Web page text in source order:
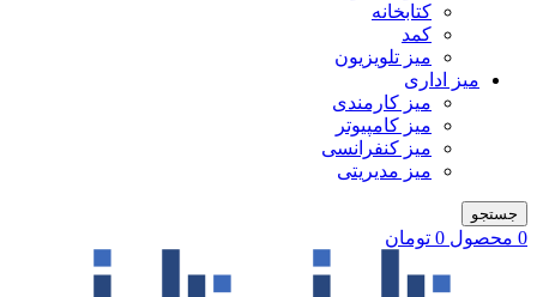
کتابخانه
کمد
میز تلویزیون
میز اداری
میز کارمندی
میز کامپیوتر
میز کنفرانسی
میز مدیریتی
جستجو
0 محصول 0 تومان